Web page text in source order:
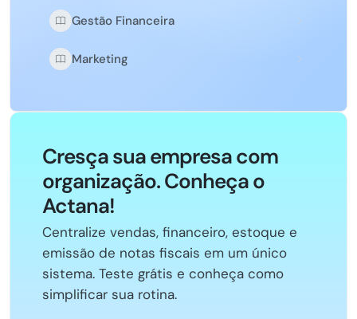
Gestão Financeira
Marketing
Cresça sua empresa com
organização. Conheça o
Actana!
Centralize vendas, financeiro, estoque e
emissão de notas fiscais em um único
sistema. Teste grátis e conheça como
simplificar sua rotina.